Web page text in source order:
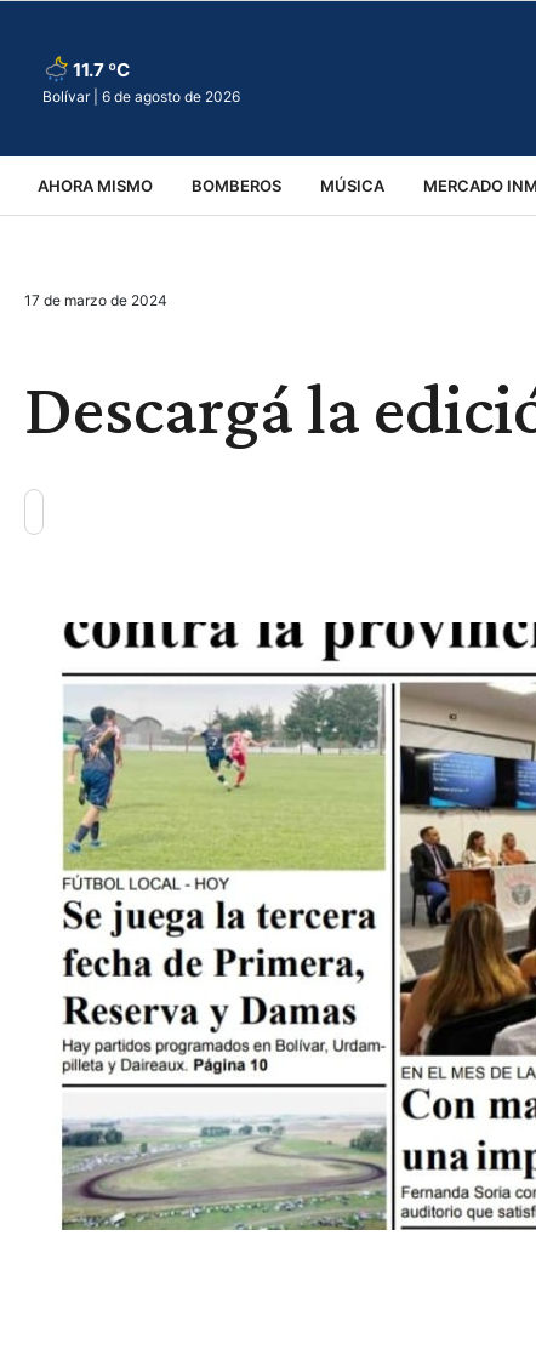
11.7 ºC
Bolívar | 6 de agosto de 2026
AHORA MISMO BOMBEROS MÚSICA MERCADO
VIRALES ACCIDENTES
17 de marzo de 2024
Descargá la